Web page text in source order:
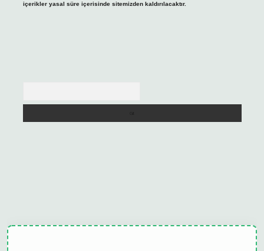
içerikler yasal süre içerisinde sitemizden kaldırılacaktır.